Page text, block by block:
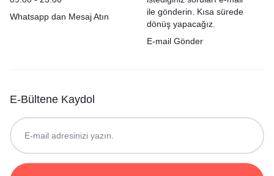
Whatsapp dan Mesaj Atın
ile gönderin. Kısa sürede
dönüş yapacağız.
E-mail Gönder
E-Bültene Kaydol